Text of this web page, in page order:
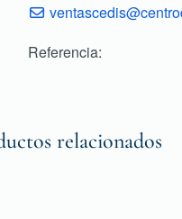
Referencia:
relacionados